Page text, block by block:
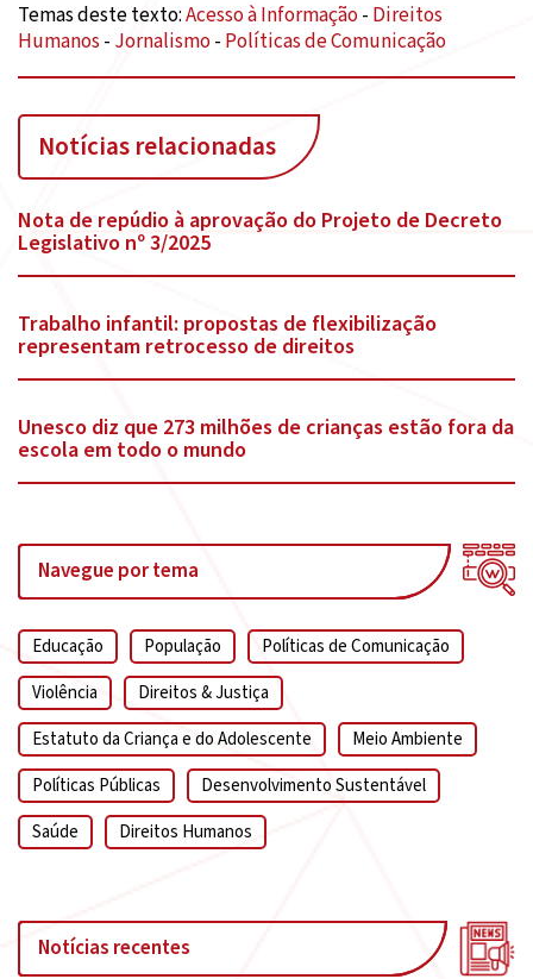
Temas deste texto:Acesso à Informação- Direitos
Humanos- Jornalismo- Políticas de Comunicação
Notícias relacionadas
Nota de repúdio à aprovação do Projeto de Decreto
Legislativo nº 3/2025
Trabalho infantil: propostas de flexibilização
representam retrocesso de direitos
Unesco diz que 273 milhões de crianças estão fora da
escola em todo o mundo
Navegue por tema
Educação População
Políticas de Comunicação
Violência
Direitos & Justiça
Estatuto da Criança e do Adolescente
Meio Ambiente
Políticas Públicas
Desenvolvimento Sustentável
Saúde
Direitos Humanos
Notícias recentes